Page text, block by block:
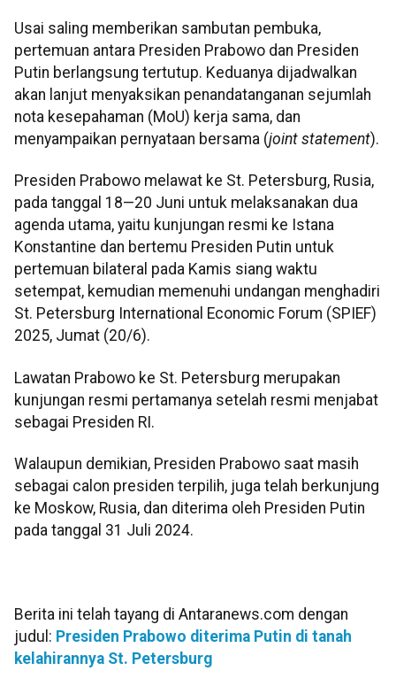
Usai saling memberikan sambutan pembuka,
pertemuan antara Presiden Prabowo dan Presiden
Putin berlangsung tertutup. Keduanya dijadwalkan
akan lanjut menyaksikan penandatanganan sejumlah
nota kesepahaman (MoU) kerja sama, dan
menyampaikan pernyataan bersama (joint statement).
Presiden Prabowo melawat ke St. Petersburg, Rusia,
pada tanggal 18—20 Juni untuk melaksanakan dua
agenda utama, yaitu kunjungan resmi ke Istana
Konstantine dan bertemu Presiden Putin untuk
pertemuan bilateral pada Kamis siang waktu
setempat, kemudian memenuhi undangan menghadiri
St. Petersburg International Economic Forum (SPIEF)
2025, Jumat (20/6).
Lawatan Prabowo ke St. Petersburg merupakan
kunjungan resmi pertamanya setelah resmi menjabat
sebagai Presiden RI.
Walaupun demikian, Presiden Prabowo saat masih
sebagai calon presiden terpilih, juga telah berkunjung
ke Moskow, Rusia, dan diterima oleh Presiden Putin
pada tanggal 31 Juli 2024.
Berita ini telah tayang di Antaranews.com dengan
judul: Presiden Prabowo diterima Putin di tanah
kelahirannya St. Petersburg